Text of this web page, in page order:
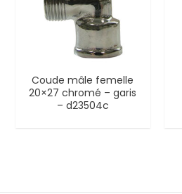
Coude mâle femelle
20×27 chromé – garis
– d23504c